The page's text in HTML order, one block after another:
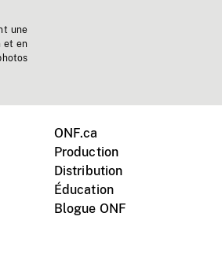
une
et en
ONF.ca
Production
Distribution
Éducation
Blogue ONF